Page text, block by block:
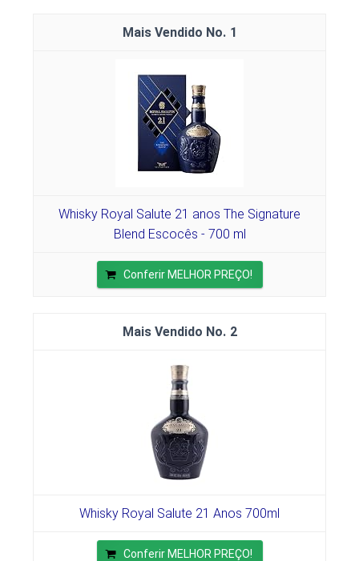
1
Whisky Royal Salute 21 anos The Signature
Blend Escocês - 700 ml
Conferir MELHOR PREÇO!
2
Whisky Royal Salute 21 Anos 700ml
Conferir MELHOR PREÇO!